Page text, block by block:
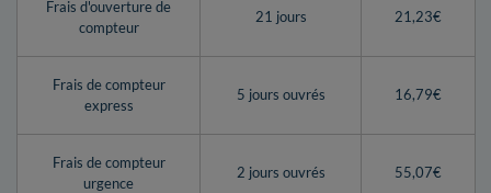
Frais d'ouverture de
compteur
21 jours 21,23€
Frais de compteur
express
5 jours ouvrés 16,79€
Frais de compteur
urgence
2 jours ouvrés 55,07€